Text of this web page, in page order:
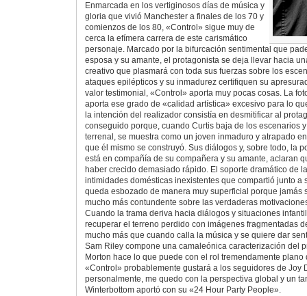
Enmarcada en los vertiginosos días de música y
gloria que vivió Manchester a finales de los 70 y
comienzos de los 80, «Control» sigue muy de
cerca la efímera carrera de este carismático
personaje. Marcado por la bifurcación sentimental que
esposa y su amante, el protagonista se deja llevar hacia
creativo que plasmará con toda sus fuerzas sobre los
ataques epilépticos y su inmadurez certifiquen su
valor testimonial, «Control» aporta muy pocas cosas. La
aporta ese grado de «calidad artística» excesivo para lo
la intención del realizador consistía en desmitificar al
conseguido porque, cuando Curtis baja de los escenarios
terrenal, se muestra como un joven inmaduro y atrapado
que él mismo se construyó. Sus diálogos y, sobre todo, la
está en compañía de su compañera y su amante, aclaran
haber crecido demasiado rápido. El soporte dramático de
intimidades domésticas inexistentes que compartió junto a
queda esbozado de manera muy superficial porque jamás
mucho más contundente sobre las verdaderas
Cuando la trama deriva hacia diálogos y situaciones
recuperar el terreno perdido con imágenes fragmentadas
mucho más que cuando calla la música y se quiere dar
Sam Riley compone una camaleónica caracterización del
Morton hace lo que puede con el rol tremendamente plano
«Control» probablemente gustará a los seguidores de Joy
personalmente, me quedo con la perspectiva global y un
Winterbottom aportó con su «24 Hour Party People».